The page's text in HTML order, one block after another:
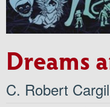
Dreams
C. Robert